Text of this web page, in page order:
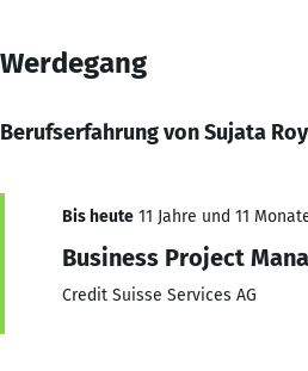
Werdegang
Berufserfahrung von Sujata
Bis heute 11 Jahre und 11
Business Project
Credit Suisse Services AG